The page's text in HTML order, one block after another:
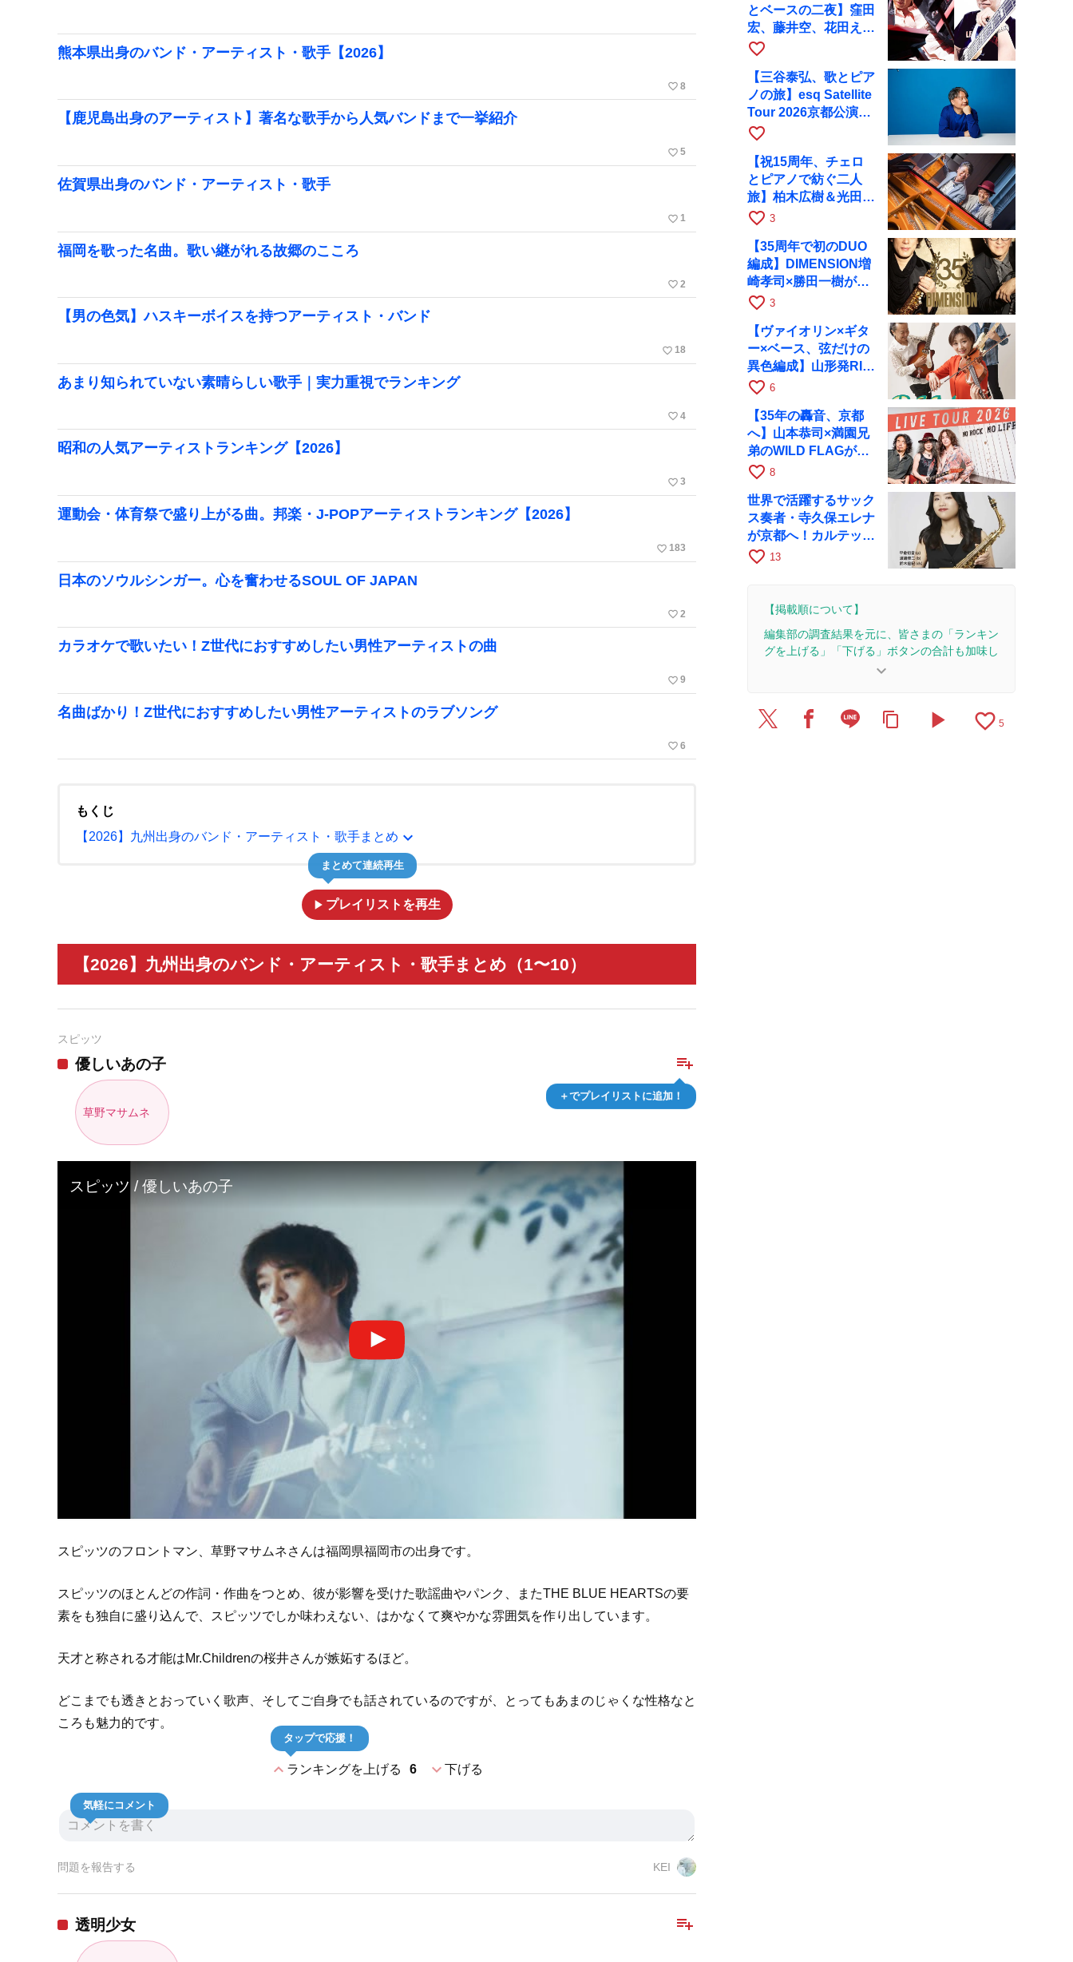
熊本県出身のバンド・アーティスト・歌手【2026】
favorite_border 8
【鹿児島出身のアーティスト】著名な歌手から人気バンドまで一挙紹介
favorite_border 5
佐賀県出身のバンド・アーティスト・歌手
favorite_border 1
福岡を歌った名曲。歌い継がれる故郷のこころ
favorite_border 2
【男の色気】ハスキーボイスを持つアーティスト・バンド
favorite_border 18
あまり知られていない素晴らしい歌手｜実力重視でランキング
favorite_border 4
昭和の人気アーティストランキング【2026】
favorite_border 3
運動会・体育祭で盛り上がる曲。邦楽・J-POPアーティストランキング【2026】
favorite_border 183
日本のソウルシンガー。心を奮わせるSOUL OF JAPAN
favorite_border 2
カラオケで歌いたい！Z世代におすすめしたい男性アーティストの曲
favorite_border 9
名曲ばかり！Z世代におすすめしたい男性アーティストのラブソング
favorite_border 6
もくじ
【2026】九州出身のバンド・アーティスト・歌手まとめ expand_more
play_arrow プレイリストを再生
まとめて連続再生
【2026】九州出身のバンド・アーティスト・歌手まとめ（1〜10）
スピッツ
playlist_add
＋でプレイリストに追加！
優しいあの子
草野マサムネ
スピッツ / 優しいあの子
スピッツのフロントマン、草野マサムネさんは福岡県福岡市の出身です。
スピッツのほとんどの作詞・作曲をつとめ、彼が影響を受けた歌謡曲やパンク、またTHE BLUE HEARTSの要
素をも独自に盛り込んで、スピッツでしか味わえない、はかなくて爽やかな雰囲気を作り出しています。
天才と称される才能はMr.Childrenの桜井さんが嫉妬するほど。
どこまでも透きとおっていく歌声、そしてご自身でも話されているのですが、とってもあまのじゃくな性格なと
ころも魅力的です。
expand_lessランキングを上げる 6
タップで応援！
expand_more下げる
気軽にコメント
KEI
問題を報告する
playlist_add
透明少女
とベースの二夜】窪田
宏、藤井空、花田えみ
と京都RAGで共演
favorite_border
【三谷泰弘、歌とピア
ノの旅】esq Satellite
Tour 2026京都公演を
10月に開催
favorite_border
【祝15周年、チェロ
とピアノで紡ぐ二人
旅】柏木広樹＆光田健
一が11月12日に京都
favorite_border 3
【35周年で初のDUO
編成】DIMENSION増
崎孝司×勝田一樹が10
月11日に京都RAGへ
favorite_border 3
【ヴァイオリン×ギタ
ー×ベース、弦だけの
異色編成】山形発RIM
が初全国ツアーで8月
favorite_border 6
【35年の轟音、京都
へ】山本恭司×満園兄
弟のWILD FLAGが8
月6日にRAGでライブ
favorite_border 8
世界で活躍するサック
ス奏者・寺久保エレナ
が京都へ！カルテッ
ト・ツアー京都公演を
favorite_border 13
【掲載順について】
編集部の調査結果を元に、皆さまの「ランキン
グを上げる」「下げる」ボタンの合計も加味し
2026/8/3：5本のレビューを追加・更新。
keyboard_arrow_down
content_copy play_arrow favorite_border 5